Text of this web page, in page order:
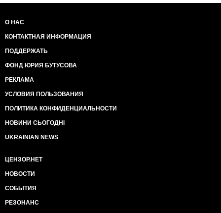
О НАС
КОНТАКТНАЯ ИНФОРМАЦИЯ
ПОДДЕРЖАТЬ
ФОНД ЮРИЯ БУТУСОВА
РЕКЛАМА
УСЛОВИЯ ПОЛЬЗОВАНИЯ
ПОЛИТИКА КОНФИДЕНЦИАЛЬНОСТИ
НОВИНИ СЬОГОДНІ
UKRAINIAN NEWS
ЦЕНЗОР.НЕТ
НОВОСТИ
СОБЫТИЯ
РЕЗОНАНС